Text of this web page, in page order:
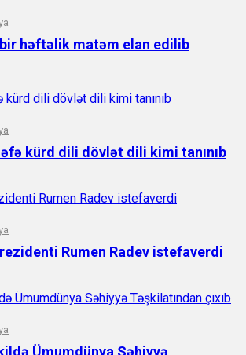
həftəlik matəm elan edilib
kürd dili dövlət dili kimi tanınıb
Rumen Radev istefaverdi
Ümumdünya Səhiyyə